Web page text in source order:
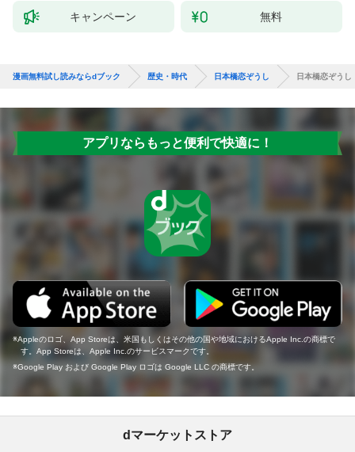
キャンペーン 無料
漫画無料試し読みならdブック 歴史・時代 日本橋恋ぞうし 日本橋恋ぞう
アプリならもっと便利で快適に！
Appleのロゴ、App Storeは、米国もしくはその他の国や地域におけるApple Inc.の商標で
す。App Storeは、Apple Inc.のサービスマークです。
Google Play および Google Play ロゴは Google LLC の商標です。
dマーケットストア